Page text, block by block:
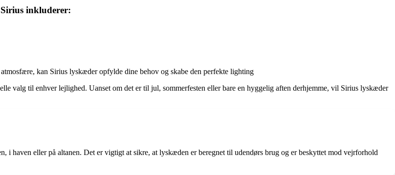
inkluderer:
kan Sirius lyskæder opfylde dine behov og skabe den perfekte lighting
valg til enhver lejlighed. Uanset om det er til jul, sommerfesten eller bare en hyggelig aften derhjemme, vil Sirius lyskæder
i haven eller på altanen. Det er vigtigt at sikre, at lyskæden er beregnet til udendørs brug og er beskyttet mod vejrforhold